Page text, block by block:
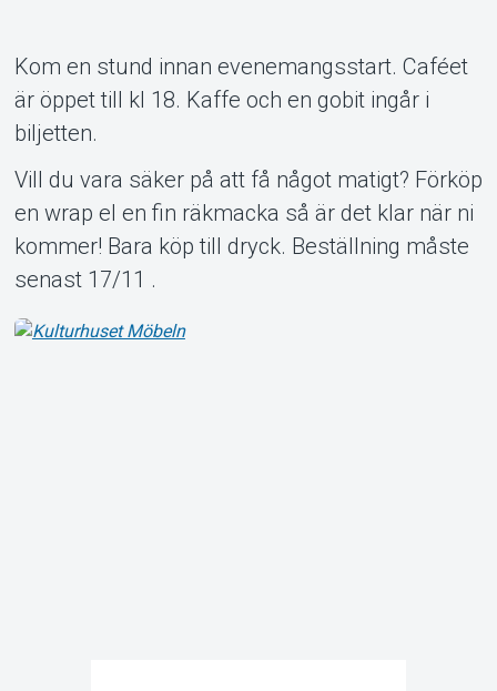
Support
Kom en stund innan evenemangsstart. Caféet
är öppet till kl 18. Kaffe och en gobit ingår i
biljetten.
Vill du vara säker på att få något matigt? Förköp
en wrap el en fin räkmacka så är det klar när ni
kommer! Bara köp till dryck. Beställning måste
senast 17/11 .